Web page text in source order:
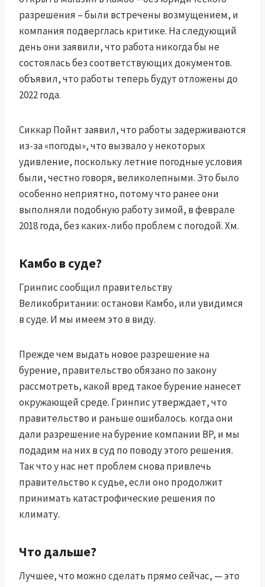
разрешения – были встречены возмущением, и
компания подверглась критике. На следующий
день они заявили, что работа никогда бы не
состоялась без соответствующих документов.
объявил, что работы теперь будут отложены до
2022 года.
Сиккар Пойнт заявил, что работы задерживаются
из-за «погоды», что вызвало у некоторых
удивление, поскольку летние погодные условия
были, честно говоря, великолепными. Это было
особенно неприятно, потому что ранее они
выполняли подобную работу зимой, в феврале
2018 года, без каких-либо проблем с погодой. Хм.
Камбо в суде?
Гринпис сообщил правительству
Великобритании:останови Камбо, или увидимся
в суде. И мы имеем это в виду.
Прежде чем выдать новое разрешение на
бурение, правительство обязано по закону
рассмотреть, какой вред такое бурение нанесет
окружающей среде. Гринпис утверждает, что
правительство и раньше ошибалось. когда они
дали разрешение на бурение компании BP, и мы
подадим на них в суд по поводу этого решения.
Так что у нас нет проблем снова привлечь
правительство к судье, если оно продолжит
принимать катастрофические решения по
климату.
Что дальше?
Лучшее, что можно сделать прямо сейчас, — это